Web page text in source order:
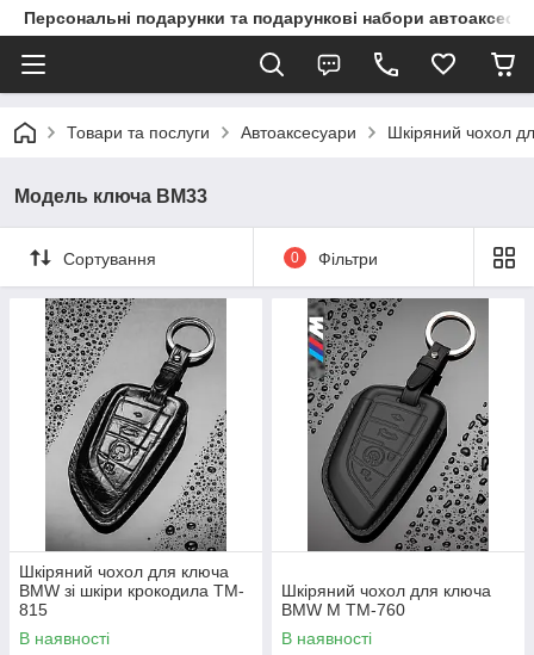
Персональні подарунки та подарункові набори
Товари та послуги Автоаксесуари Шкіряний чохол
Модель ключа BM33
Сортування 0 Фільтри
Шкіряний чохол для ключа
BMW зі шкіри крокодила TM-
815
В наявності
Шкіряний чохол для ключа
BMW M TM-760
В наявності